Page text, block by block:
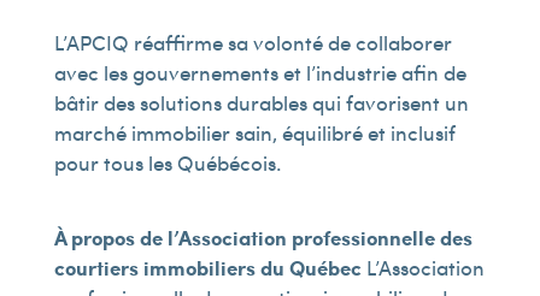
L’APCIQ réaffirme sa volonté de collaborer
avec les gouvernements et l’industrie afin de
bâtir des solutions durables qui favorisent un
marché immobilier sain, équilibré et inclusif
pour tous les Québécois.
À propos de l’Association professionnelle des
courtiers immobiliers du Québec L’Association